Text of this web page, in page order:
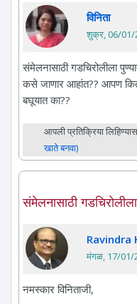
विनिता
शुक्र, 06/01/
संमेलनासाठी गडचिरोलीला
कसे जाणार आहांत?? आपण
बघूयात का??
आपली प्रतिक्रिया
खाते बनवा)
संमेलनासाठी गडचिरोलीला
Ravindra
मंगळ, 17/01/
नमस्कार विनिताजी,